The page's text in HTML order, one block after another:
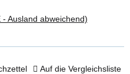
- Ausland abweichend)
Auf die Vergleichsliste